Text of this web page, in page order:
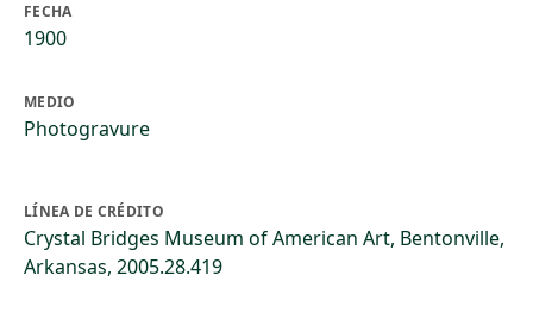
FECHA
1900
MEDIO
Photogravure
LÍNEA DE CRÉDITO
Crystal Bridges Museum of American Art, Bentonville,
Arkansas, 2005.28.419